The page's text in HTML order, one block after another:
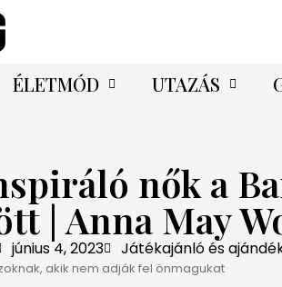
ÉLETMÓD UTAZÁS
nők a
| Anna May
június 4, 2023 Játékajánló és
akik nem adják fel önmagukat